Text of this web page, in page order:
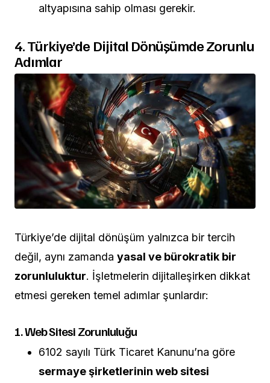
altyapısına sahip olması gerekir.
4. Türkiye’de Dijital Dönüşümde Zorunlu
Adımlar
Türkiye’de dijital dönüşüm yalnızca bir tercih
değil, aynı zamanda yasal ve bürokratik bir
zorunluluktur. İşletmelerin dijitalleşirken dikkat
etmesi gereken temel adımlar şunlardır:
1. Web Sitesi Zorunluluğu
6102 sayılı Türk Ticaret Kanunu’na göre
sermaye şirketlerinin web sitesi